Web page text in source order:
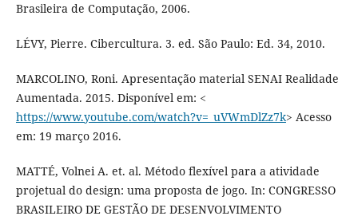
Brasileira de Computação, 2006.
LÉVY, Pierre. Cibercultura. 3. ed. São Paulo: Ed. 34, 2010.
MARCOLINO, Roni. Apresentação material SENAI Realidade
Aumentada. 2015. Disponível em: <
https://www.youtube.com/watch?v=_uVWmDlZz7k> Acesso
em: 19 março 2016.
MATTÉ, Volnei A. et. al. Método flexível para a atividade
projetual do design: uma proposta de jogo. In: CONGRESSO
BRASILEIRO DE GESTÃO DE DESENVOLVIMENTO